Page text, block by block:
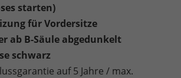
starten)
für Vordersitze
ab B-Säule abgedunkelt
schwarz
auf 5 Jahre / max.